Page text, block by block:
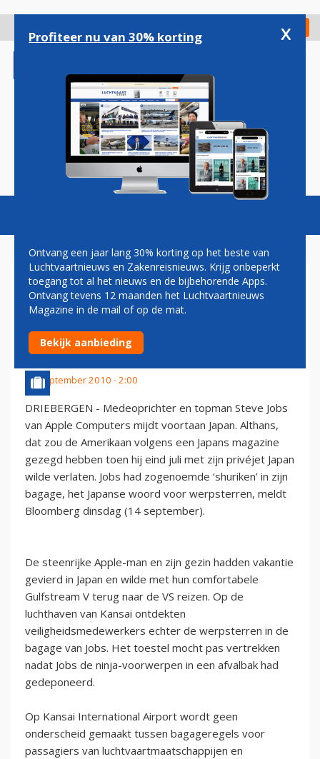
gaan
Check in
Magazine Podcasts Vacatures
WERPSTERREN OOK NIET
TOEGESTAAN IN
GULFSTREAM APPLE-BAAS
14 september 2010 - 2:00
DRIEBERGEN - Medeoprichter en topman Steve Jobs
van Apple Computers mijdt voortaan Japan. Althans,
dat zou de Amerikaan volgens een Japans magazine
gezegd hebben toen hij eind juli met zijn privéjet Japan
wilde verlaten. Jobs had zogenoemde ‘shuriken’ in zijn
bagage, het Japanse woord voor werpsterren, meldt
Bloomberg dinsdag (14 september).
De steenrijke Apple-man en zijn gezin hadden vakantie
gevierd in Japan en wilde met hun comfortabele
Gulfstream V terug naar de VS reizen. Op de
luchthaven van Kansai ontdekten
veiligheidsmedewerkers echter de werpsterren in de
bagage van Jobs. Het toestel mocht pas vertrekken
nadat Jobs de ninja-voorwerpen in een afvalbak had
gedeponeerd.
Op Kansai International Airport wordt geen
onderscheid gemaakt tussen bagageregels voor
passagiers van luchtvaartmaatschappijen en
Profiteer nu van 30% korting x
Ontvang een jaar lang 30% korting op het beste van
Luchtvaartnieuws en Zakenreisnieuws. Krijg onbeperkt
toegang tot al het nieuws en de bijbehorende Apps.
Ontvang tevens 12 maanden het Luchtvaartnieuws
Magazine in de mail of op de mat.
Bekijk aanbieding